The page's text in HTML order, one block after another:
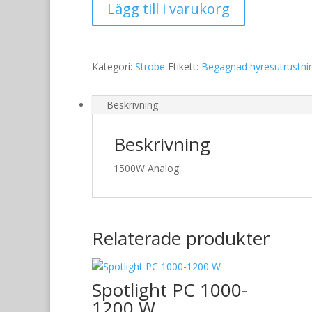
strobe
mängd
Lägg till i varukorg
Kategori: Strobe Etikett: Begagnad
Beskrivning
Beskrivning
1500W Analog
Relaterade produkter
Spotlight PC 1000-